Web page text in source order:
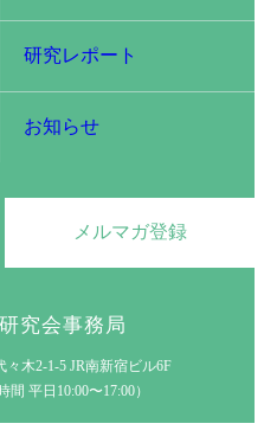
研究レポート
お知らせ
メルマガ登録
究会事務局
々木2-1-5 JR南新宿ビル6F
間 平日10:00〜17:00）